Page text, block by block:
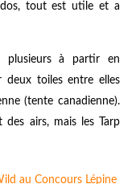
tout est utile et a
plusieurs à partir en
deux toiles entre elles
(tente canadienne).
des airs, mais les Tarp